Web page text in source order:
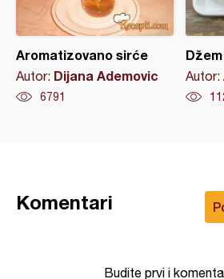
Aromatizovano sirće
Autor: Dijana Ademovic
6791
Autor:
Komentari
Budite prvi i